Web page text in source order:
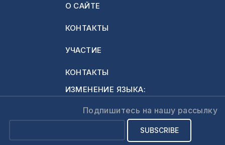
О САЙТЕ
КОНТАКТЫ
УЧАСТИЕ
КОНТАКТЫ
ИЗМЕНЕНИЕ ЯЗЫКА:
Подпишитесь на нашу рассылку